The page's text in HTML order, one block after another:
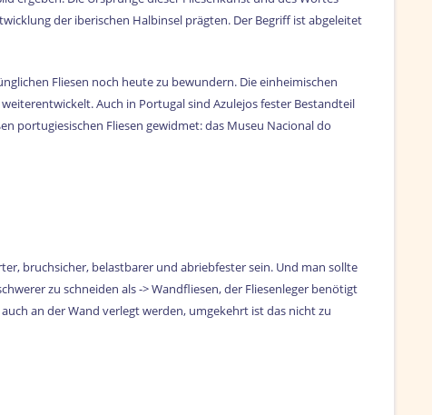
der iberischen Halbinsel prägten. Der Begriff ist abgeleitet
Fliesen noch heute zu bewundern. Die einheimischen
Auch in Portugal sind Azulejos fester Bestandteil
portugiesischen Fliesen gewidmet: das Museu Nacional do
bruchsicher, belastbarer und abriebfester sein. Und man sollte
zu schneiden als -> Wandfliesen, der Fliesenleger benötigt
an der Wand verlegt werden, umgekehrt ist das nicht zu